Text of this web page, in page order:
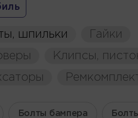
шпильки
Гайки
Клипсы,
Болты бампера